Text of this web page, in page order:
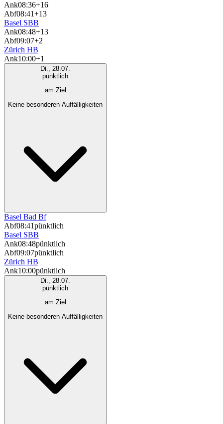
Ank08:36+16
Abf08:41+13
Basel SBB
Ank08:48+13
Abf09:07+2
Zürich HB
Ank10:00+1
Di., 28.07.
pünktlich
am Ziel
Keine besonderen Auffälligkeiten
Basel Bad Bf
Abf08:41pünktlich
Basel SBB
Ank08:48pünktlich
Abf09:07pünktlich
Zürich HB
Ank10:00pünktlich
Di., 28.07.
pünktlich
am Ziel
Keine besonderen Auffälligkeiten